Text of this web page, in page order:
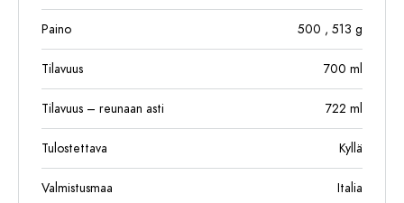
Paino 500 , 513 g
Tilavuus 700 ml
Tilavuus – reunaan asti 722 ml
Tulostettava Kyllä
Valmistusmaa Italia